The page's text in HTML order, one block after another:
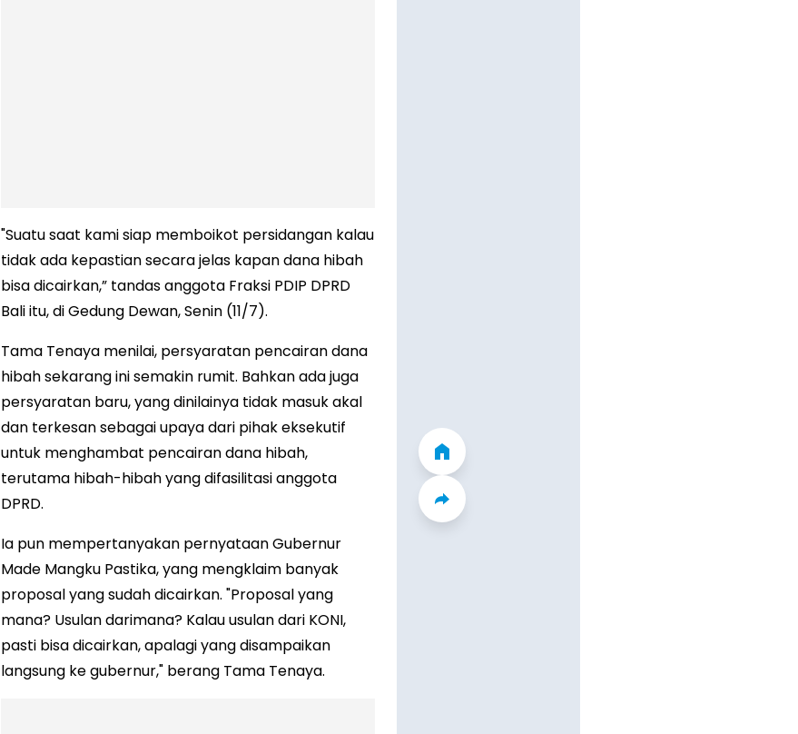
"Suatu saat kami siap memboikot persidangan kalau
tidak ada kepastian secara jelas kapan dana hibah
bisa dicairkan,” tandas anggota Fraksi PDIP DPRD
Bali itu, di Gedung Dewan, Senin (11/7).
Tama Tenaya menilai, persyaratan pencairan dana
hibah sekarang ini semakin rumit. Bahkan ada juga
persyaratan baru, yang dinilainya tidak masuk akal
dan terkesan sebagai upaya dari pihak eksekutif
untuk menghambat pencairan dana hibah,
terutama hibah-hibah yang difasilitasi anggota
DPRD.
Ia pun mempertanyakan pernyataan Gubernur
Made Mangku Pastika, yang mengklaim banyak
proposal yang sudah dicairkan. "Proposal yang
mana? Usulan darimana? Kalau usulan dari KONI,
pasti bisa dicairkan, apalagi yang disampaikan
langsung ke gubernur," berang Tama Tenaya.